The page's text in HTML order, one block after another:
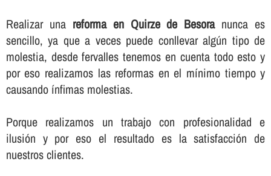
Realizar una reforma en Quirze de Besoranunca es
sencillo, ya que a veces puede conllevar algún tipo de
molestia, desde fervalles tenemos en cuenta todo esto y
por eso realizamos las reformas en el mí­nimo tiempo y
causando í­nfimas molestias.
Porque realizamos un trabajo con profesionalidad e
ilusión y por eso el resultado es la satisfacción de
nuestros clientes.